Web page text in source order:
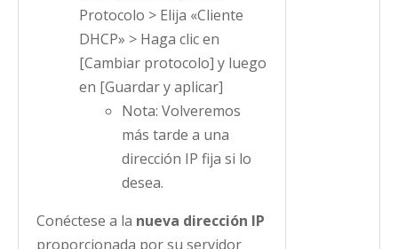
Protocolo > Elija «Cliente
DHCP» > Haga clic en
[Cambiar protocolo] y luego
en [Guardar y aplicar]
Nota: Volveremos
más tarde a una
dirección IP fija si lo
desea.
Conéctese a la nueva dirección IP
proporcionada por su servidor